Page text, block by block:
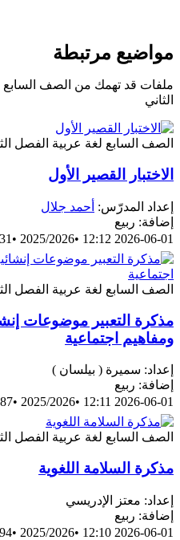
مواضيع مرتبطة
ملفات قد تهمك من الصف السابع
الثاني
الصف السابع لغة عربية الفصل
الاختبار القصير الأول
إعداد المدرّس: أحمد جلال
إضافة: ربيع
2026-06-01 12:12
•
2025/2026
•
الصف السابع لغة عربية الفصل
مذكرة التعبير موضوعات
ومفاهيم اجتماعية
إعداد: سميرة ( بيلسان )
إضافة: ربيع
2026-06-01 12:11
•
2025/2026
•
الصف السابع لغة عربية الفصل
مذكرة السلامة اللغوية
إعداد: معتز الإدريسي
إضافة: ربيع
2026-06-01 12:10
•
2025/2026
•